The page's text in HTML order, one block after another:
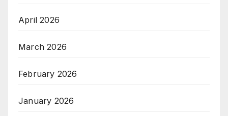
April 2026
March 2026
February 2026
January 2026